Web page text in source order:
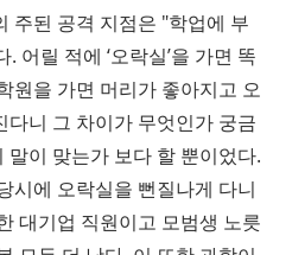
주된 공격 지점은 "학업에 부
어릴 적에 ‘오락실’을 가면 똑
원을 가면 머리가 좋아지고 오
니 그 차이가 무엇인가 궁금
이 맞는가 보다 할 뿐이었다.
시에 오락실을 뻔질나게 다니
대기업 직원이고 모범생 노릇